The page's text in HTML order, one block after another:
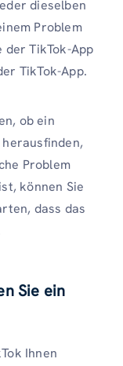
dieselben
Problem
der TikTok-App
TikTok-App.
ob ein
Problem
können Sie
dass das
Sie ein
Ihnen